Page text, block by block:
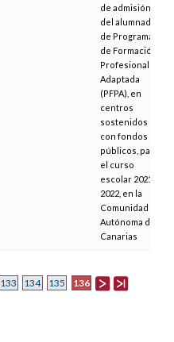
de admisión
del alumnado
de Programas
de Formación
Profesional
Adaptada
(PFPA), en
centros
sostenidos
con fondos
públicos, para
el curso
escolar 2021-
2022, en la
Comunidad
Autónoma de
Canarias
133 134 135 136